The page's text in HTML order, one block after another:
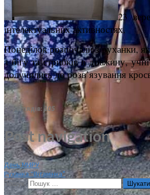
23
інтелектуальних активностях.
Понеділок розпочали з руханки,
з бігу та стрибків в довжину,
долучились до розв’язування
Переглядів:105
Post navigation
День МИРУ
Руханка “Вітамінка”
Пошук: